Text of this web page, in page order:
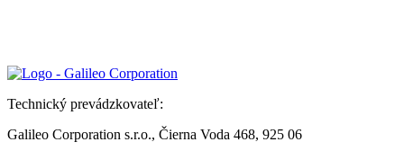
Technický prevádzkovateľ:
Galileo Corporation s.r.o., Čierna Voda 468, 925 06